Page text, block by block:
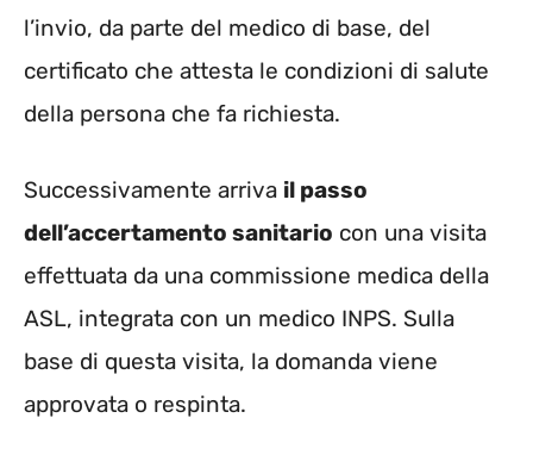
l’invio, da parte del medico di base, del
certificato che attesta le condizioni di salute
della persona che fa richiesta.
Successivamente arriva il passo
dell’accertamento sanitario con una visita
effettuata da una commissione medica della
ASL, integrata con un medico INPS. Sulla
base di questa visita, la domanda viene
approvata o respinta.